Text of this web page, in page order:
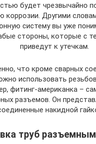
будет чрезвычайно
коррозии. Другими
систему вы уже
стороны, которые с
приведут к утечкам.
что кроме сварных
использовать
фитинг-американка –
разъемов. Он
накидной
труб